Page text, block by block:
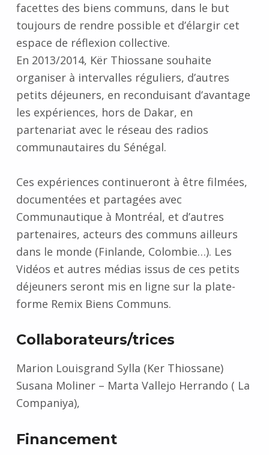
facettes des biens communs, dans le but
toujours de rendre possible et d’élargir cet
espace de réflexion collective.
En 2013/2014, Kër Thiossane souhaite
organiser à intervalles réguliers, d’autres
petits déjeuners, en reconduisant d’avantage
les expériences, hors de Dakar, en
partenariat avec le réseau des radios
communautaires du Sénégal.
Ces expériences continueront à être filmées,
documentées et partagées avec
Communautique à Montréal, et d’autres
partenaires, acteurs des communs ailleurs
dans le monde (Finlande, Colombie…). Les
Vidéos et autres médias issus de ces petits
déjeuners seront mis en ligne sur la plate-
forme Remix Biens Communs.
Collaborateurs/trices
Marion Louisgrand Sylla (Ker Thiossane)
Susana Moliner – Marta Vallejo Herrando ( La
Companiya),
Financement